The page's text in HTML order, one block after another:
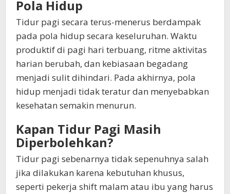
Pola Hidup
Tidur pagi secara terus-menerus berdampak
pada pola hidup secara keseluruhan. Waktu
produktif di pagi hari terbuang, ritme aktivitas
harian berubah, dan kebiasaan begadang
menjadi sulit dihindari. Pada akhirnya, pola
hidup menjadi tidak teratur dan menyebabkan
kesehatan semakin menurun.
Kapan Tidur Pagi Masih
Diperbolehkan?
Tidur pagi sebenarnya tidak sepenuhnya salah
jika dilakukan karena kebutuhan khusus,
seperti pekerja shift malam atau ibu yang harus